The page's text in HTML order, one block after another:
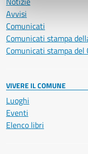
Avvisi
Comunicati
Comunicati stampa
Comunicati stampa del
VIVERE IL COMUNE
Luoghi
Eventi
Elenco libri